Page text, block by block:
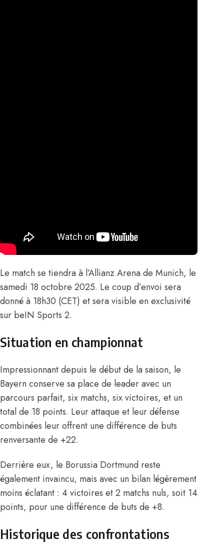
Le match se tiendra à l’Allianz Arena de Munich, le
samedi 18 octobre 2025. Le coup d’envoi sera
donné à 18h30 (CET) et sera visible en exclusivité
sur beIN Sports 2.
Situation en championnat
Impressionnant depuis le début de la saison, le
Bayern conserve sa place de leader avec un
parcours parfait, six matchs, six victoires, et un
total de 18 points. Leur attaque et leur défense
combinées leur offrent une différence de buts
renversante de +22.
Derrière eux, le Borussia Dortmund reste
également invaincu, mais avec un bilan légèrement
moins éclatant : 4 victoires et 2 matchs nuls, soit 14
points, pour une différence de buts de +8.
Historique des confrontations